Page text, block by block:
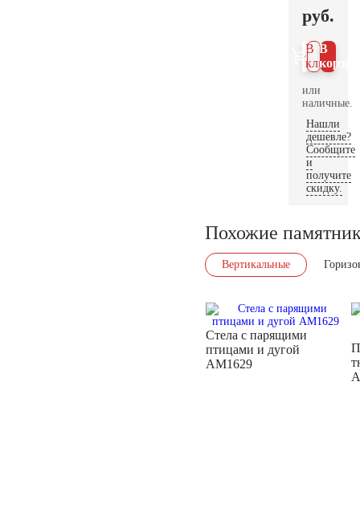
руб.
В
В 1
клик
или
наличные.
Нашли
дешевле?
Сообщите
и
получите
скидку.
Похожие
Вертикальные
Стела с парящими
птицами и дугой
AM1629